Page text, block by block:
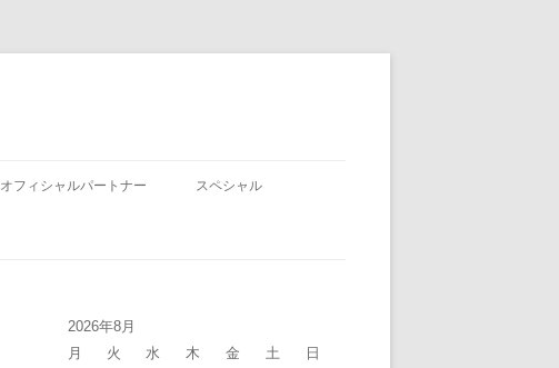
オフィシャルパートナー スペシャル
2026年8月
月
火 水 木 金 土
日